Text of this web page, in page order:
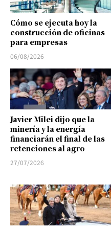
Cómo se ejecuta hoy la
construcción de oficinas
para empresas
06/08/2026
Javier Milei dijo que la
minería y la energía
financiarán el final de las
retenciones al agro
27/07/2026